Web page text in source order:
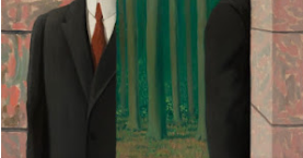
Art Guatemalan Artist
Henri Matisse
Hermitage Museum
Hungarian Art
Impressionism Art
Indian
Art
Indonesian art Iranian Art
Irish
Art
Israeli Art Italian Art
Japanese Art
Jewish Art